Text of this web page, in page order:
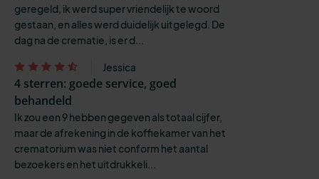
geregeld, ik werd super vriendelijk te woord
gestaan, en alles werd duidelijk uitgelegd. De
dag na de crematie, is er d...
Jessica
4 sterren: goede service, goed
behandeld
Ik zou een 9 hebben gegeven als totaal cijfer,
maar de afrekening in de koffiekamer van het
crematorium was niet conform het aantal
bezoekers en het uitdrukkeli...